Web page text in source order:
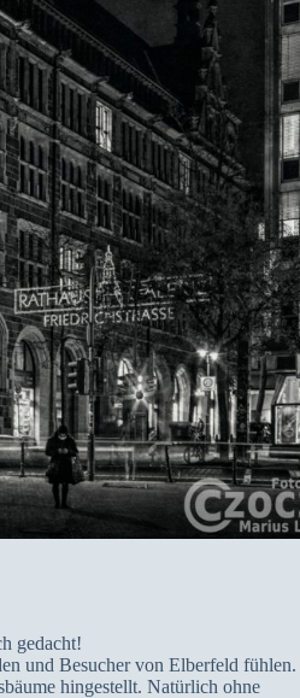
gedacht!
und Besucher von Elberfeld fühlen.
hingestellt. Natürlich ohne